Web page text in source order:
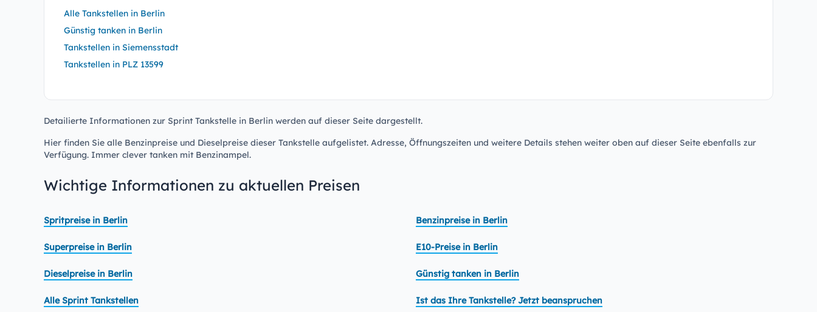
Alle Tankstellen in Berlin
Günstig tanken in Berlin
Tankstellen in Siemensstadt
Tankstellen in PLZ 13599
Detailierte Informationen zur Sprint Tankstelle in Berlin werden auf dieser Seite dargestellt.
Hier finden Sie alle Benzinpreise und Dieselpreise dieser Tankstelle aufgelistet. Adresse, Öffnungszeiten und weitere Details stehen weiter oben auf dieser Seite ebenfalls zur
Verfügung. Immer clever tanken mit Benzinampel.
Wichtige Informationen zu aktuellen Preisen
Spritpreise in Berlin Benzinpreise in Berlin
Superpreise in Berlin E10-Preise in Berlin
Dieselpreise in Berlin Günstig tanken in Berlin
Alle Sprint Tankstellen Ist das Ihre Tankstelle? Jetzt beanspruchen